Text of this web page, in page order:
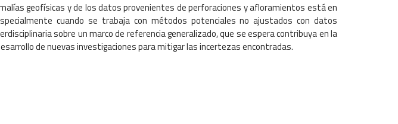
geofísicas y de los datos provenientes de perforaciones y afloramientos está en
cuando se trabaja con métodos potenciales no ajustados con datos
sobre un marco de referencia generalizado, que se espera contribuya en la
de nuevas investigaciones para mitigar las incertezas encontradas.